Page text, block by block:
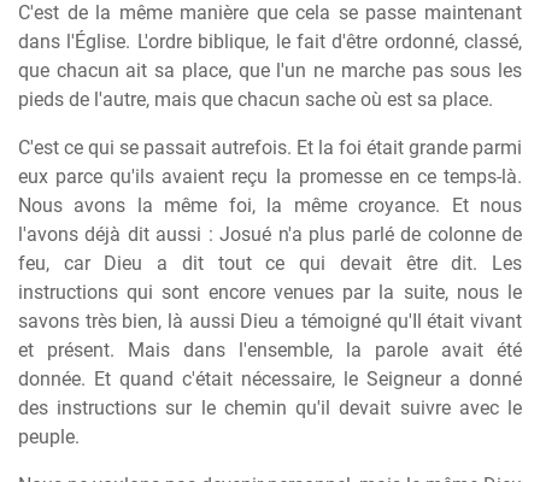
C'est de la même manière que cela se passe maintenant
dans l'Église. L'ordre biblique, le fait d'être ordonné, classé,
que chacun ait sa place, que l'un ne marche pas sous les
pieds de l'autre, mais que chacun sache où est sa place.
C'est ce qui se passait autrefois. Et la foi était grande parmi
eux parce qu'ils avaient reçu la promesse en ce temps-là.
Nous avons la même foi, la même croyance. Et nous
l'avons déjà dit aussi : Josué n'a plus parlé de colonne de
feu, car Dieu a dit tout ce qui devait être dit. Les
instructions qui sont encore venues par la suite, nous le
savons très bien, là aussi Dieu a témoigné qu'Il était vivant
et présent. Mais dans l'ensemble, la parole avait été
donnée. Et quand c'était nécessaire, le Seigneur a donné
des instructions sur le chemin qu'il devait suivre avec le
peuple.